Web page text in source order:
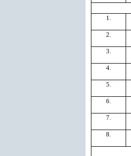
1.
2.
3.
4.
5.
6.
7.
8.